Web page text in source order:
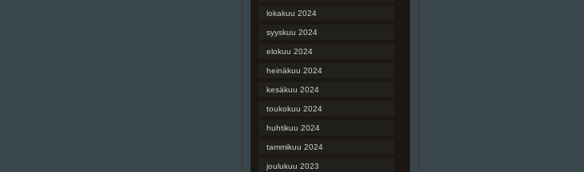
lokakuu 2024
syyskuu 2024
elokuu 2024
heinäkuu 2024
kesäkuu 2024
toukokuu 2024
huhtikuu 2024
tammikuu 2024
joulukuu 2023